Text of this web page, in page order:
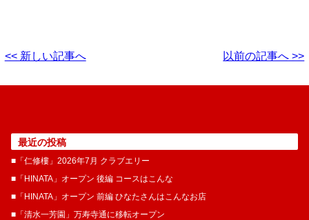
<< 新しい記事へ 以前の記事へ >>
最近の投稿
■「仁修樓」2026年7月 クラブエリー
■「HINATA」オープン 後編 コースはこんな
■「HINATA」オープン 前編 ひなたさんはこんなお店
■「清水一芳園」万寿寺通に移転オープン